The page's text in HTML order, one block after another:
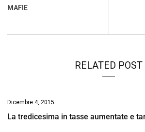
o
MAFIE
RELATED POST
Dicembre 4, 2015
La tredicesima in tasse aumentate e